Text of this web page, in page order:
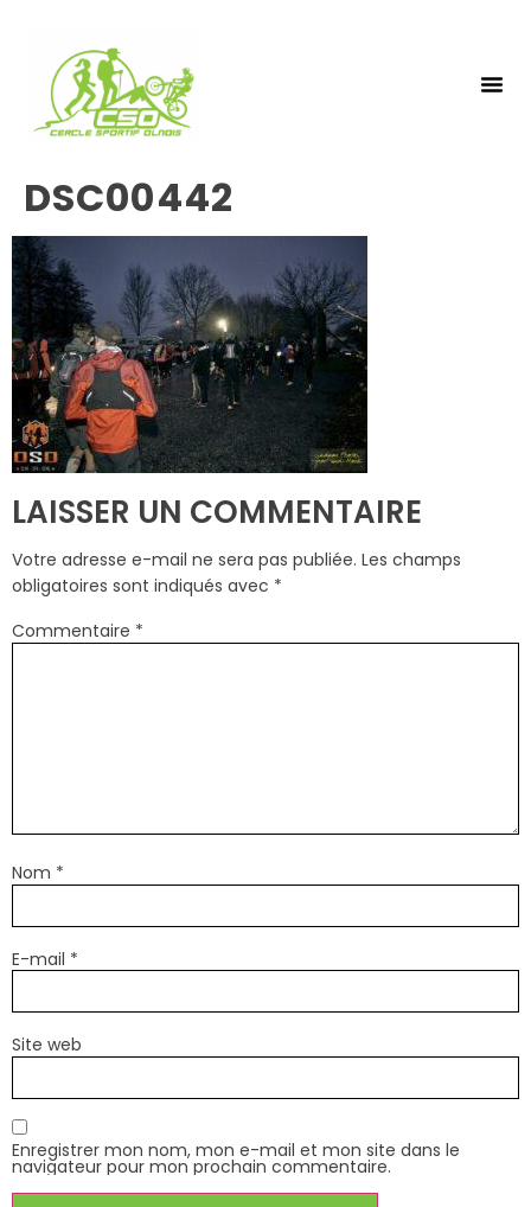
DSC00442
LAISSER UN COMMENTAIRE
Votre adresse e-mail ne sera pas publiée. Les champs
obligatoires sont indiqués avec *
Commentaire *
Nom *
E-mail *
Site web
Enregistrer mon nom, mon e-mail et mon site dans le
navigateur pour mon prochain commentaire.